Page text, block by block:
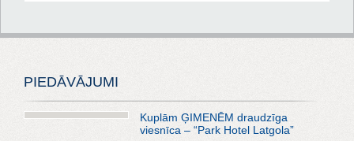
PIEDĀVĀJUMI
Kuplām ĢIMENĒM draudzīga
viesnīca – “Park Hotel Latgola”